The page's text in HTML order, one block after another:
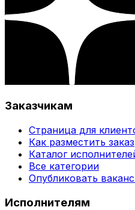
Заказчикам
Страница для
Как разместить заказ
Каталог
Все категории
Опубликовать
Исполнителям